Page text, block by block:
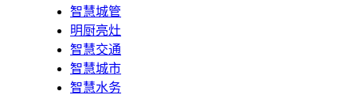
智慧城管
明厨亮灶
智慧交通
智慧城市
智慧水务